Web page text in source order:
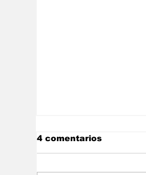
4 comentarios